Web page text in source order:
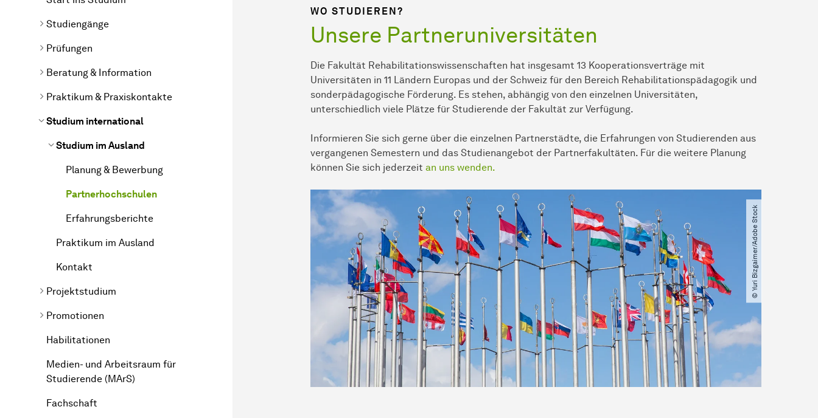
Studiengänge
Prüfungen
Beratung & Information
Praktikum & Praxiskontakte
Studium international
Studium im Ausland
Planung & Bewerbung
Partnerhochschulen
Erfahrungsberichte
Praktikum im Ausland
Kontakt
Projektstudium
Promotionen
Habilitationen
Medien- und Arbeitsraum für
Studierende (MArS)
Fachschaft
WO STUDIEREN?
Unsere Partneruniversitäten
Die Fakultät Rehabilitationswissenschaften hat insgesamt 13 Kooperations­verträge mit
Universitäten in 11 Ländern Europas und der Schweiz für den Bereich Rehabilitations­pädagogik und
sonderpädagogische Förderung. Es stehen, abhängig von den einzelnen Universitäten,
unterschiedlich viele Plätze für Studierende der Fakultät zur Verfügung.
Informieren Sie sich gerne über die einzelnen Partnerstädte, die Erfahrungen von Studierenden aus
vergangenen Semestern und das Studienangebot der Partnerfakultäten. Für die weitere Planung
können Sie sich jederzeit an uns wenden.
© Yuri Bizgaimer​/​Adobe Stock